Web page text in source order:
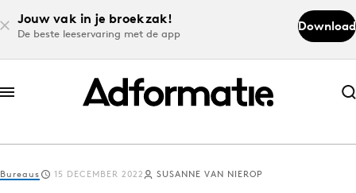
Jouw vak in je broekzak!
De beste leeservaring met de app
Download
Abonneer nu
Abonneer nu
Log in
Bureaus 15 DECEMBER 2022 SUSANNE VAN NIEROP